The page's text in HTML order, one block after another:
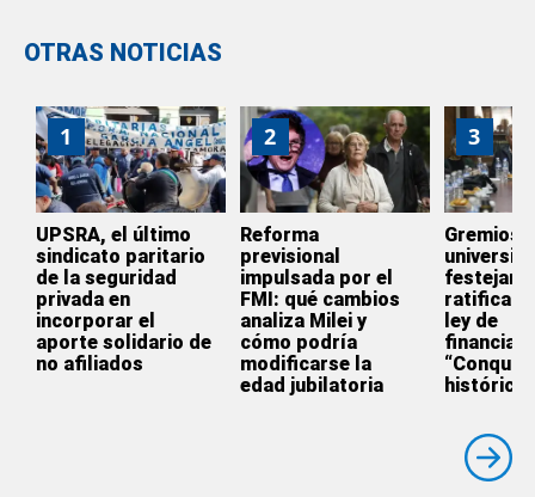
OTRAS NOTICIAS
1
UPSRA, el último
sindicato paritario
de la seguridad
privada en
incorporar el
aporte solidario de
no afiliados
2
Reforma
previsional
impulsada por el
FMI: qué cambios
analiza Milei y
cómo podría
modificarse la
edad jubilatoria
3
Gremios
festejan
ley de
histórica”